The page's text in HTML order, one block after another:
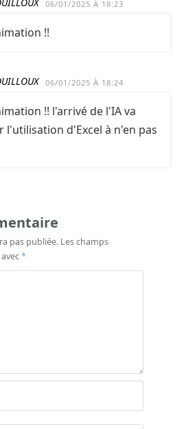
06/01/2025 À 18:23
!!
06/01/2025 À 18:24
!! l'arrivé de l'IA va
l'utilisation d'Excel à n'en pas
pas publiée. Les champs
*